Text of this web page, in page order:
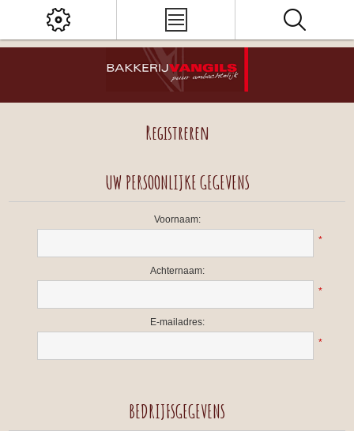
Registreren
UW PERSOONLIJKE GEGEVENS
Voornaam:
*
Achternaam:
*
E-mailadres:
*
BEDRIJFSGEGEVENS